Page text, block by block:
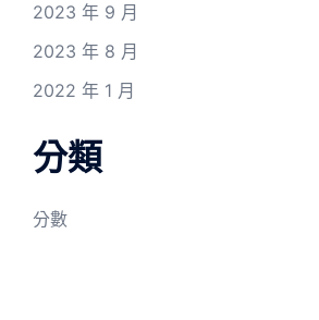
2023 年 9 月
2023 年 8 月
2022 年 1 月
分類
分數